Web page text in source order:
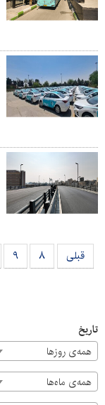
قبلی ۸ ۹
تاریخ
همه‌ی روزها
همه‌ی ماه‌ها